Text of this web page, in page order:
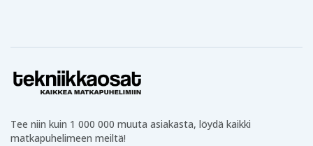
Tee niin kuin 1 000 000 muuta asiakasta, löydä kaikki
matkapuhelimeen meiltä!